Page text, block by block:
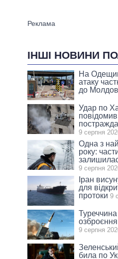
ІНШІ НОВИНИ
На
атаку
до
Удар по
9 серпня
Одна з
року:
9 серпня
Іран
для
протоки 9
Туреччина
9 серпня
била по